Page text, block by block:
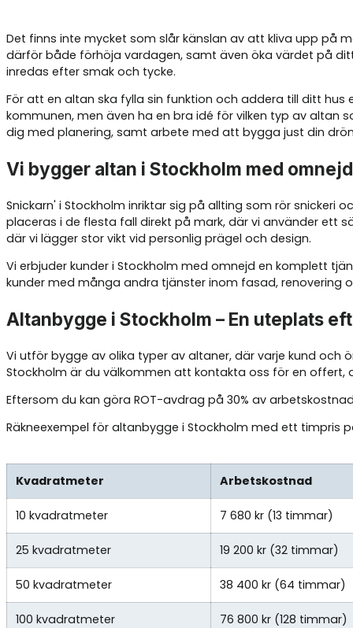
Det finns inte mycket som slår känslan av att kliva upp på
därför både förhöja vardagen, samt även öka värdet på
inredas efter smak och tycke.
För att en altan ska fylla sin funktion och addera till ditt
kommunen, men även ha en bra idé för vilken typ av altan
dig med planering, samt arbete med att bygga just din
Vi bygger altan i Stockholm med omnejd
Snickarn' i Stockholm inriktar sig på allting som rör snickeri
placeras i de flesta fall direkt på mark, där vi använder ett
där vi lägger stor vikt vid personlig prägel och design.
Vi erbjuder kunder i Stockholm med omnejd en komplett
kunder med många andra tjänster inom fasad, renovering
Altanbygge i Stockholm – En uteplats
Vi utför bygge av olika typer av altaner, där varje kund och
Stockholm är du välkommen att kontakta oss för en offert,
Eftersom du kan göra ROT-avdrag på 30% av
Räkneexempel för altanbygge i Stockholm med ett timpris
Kvadratmeter Arbetskostnad
10 kvadratmeter 7 680 kr (13 timmar)
25 kvadratmeter 19 200 kr (32 timmar)
50 kvadratmeter 38 400 kr (64 timmar)
100 kvadratmeter 76 800 kr (128 timmar)